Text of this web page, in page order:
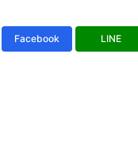
Facebook LINE